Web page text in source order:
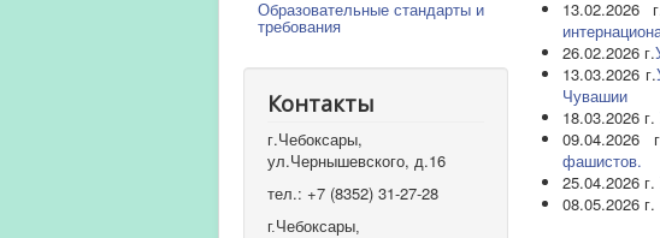
Образовательные стандарты и
требования
Контакты
г.Чебоксары,
ул.Чернышевского, д.16
тел.: +7 (8352) 31-27-28
г.Чебоксары,
13.02.2026
26.02.2026 г.
13.03.2026 г.
Чувашии
18.03.2026 г.
09.04.2026
фашистов.
25.04.2026 г.
08.05.2026 г.